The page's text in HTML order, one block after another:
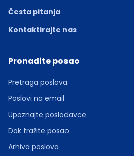
Česta pitanja
Kontaktirajte nas
Pronađite posao
Pretraga poslova
Poslovi na email
Upoznajte poslodavce
Dok tražite posao
Arhiva poslova